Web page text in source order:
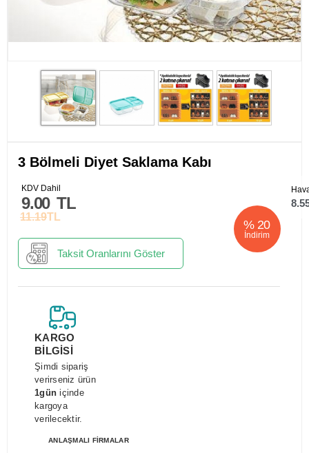
3 Bölmeli Diyet Saklama Kabı
% 20
İndirim
11.19TL
9.00 TL
KDV Dahil
Taksit Oranlarını Göster
KARGO
BİLGİSİ
Şimdi sipariş
verirseniz ürün
1gün içinde
kargoya
verilecektir.
ANLAŞMALI FİRMALAR